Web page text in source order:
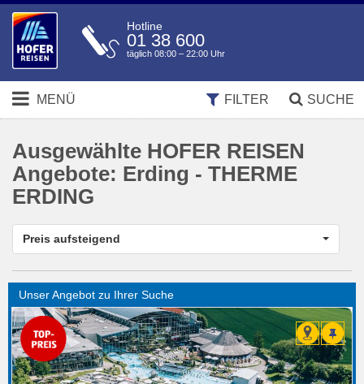
Hotline
01 38 600
täglich 08:00 – 22:00 Uhr
MENÜ SUCHE
FILTER
Ausgewählte HOFER REISEN
Angebote: Erding - THERME
ERDING
Preis aufsteigend